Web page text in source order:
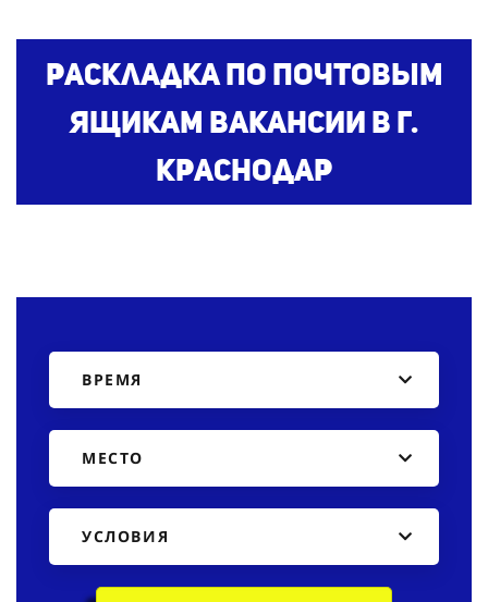
Раскладка по почтовым
ящикам вакансии в г.
Краснодар
ВРЕМЯ
МЕСТО
УСЛОВИЯ